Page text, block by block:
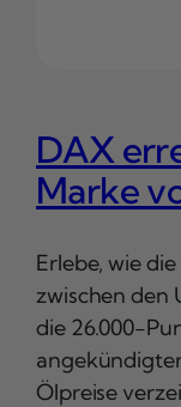
DAX
Marke
Erlebe, wie
zwischen den
die 26.000-
Ölpreise